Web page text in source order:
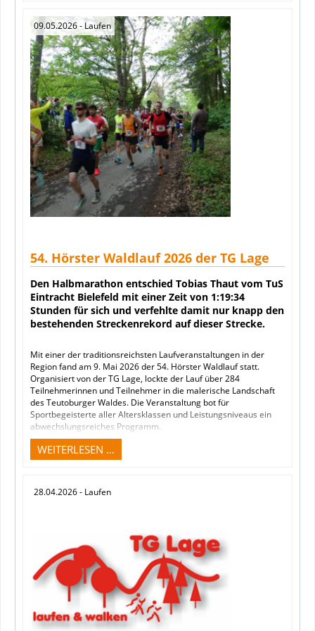
Event dieser Qualität nicht realisierbar.
Der 41. Lipperlandtriathlon hat einmal mehr bewiesen, dass er
ein absolutes Pflichtevent im regionalen Sportkalender ist. Die
Mischung aus Spitzenleistungen, erfolgreicher
Nachwuchsförderung und Anfänger-Begeisterung macht schon
jetzt Vorfreude auf die 42. Auflage, die voraussichtlich am
20.06.2027 stattfinden wird!
Die Ergebnisse könnt ihr auf unserer Webseite
lipperlandtriathlon.tglage.definden.
Ergebnisse
09.05.2026- Laufen
54. Hörster Waldlauf 2026 der TG Lage
Den Halbmarathon entschied Tobias Thaut vom TuS
Eintracht Bielefeld mit einer Zeit von 1:19:34
Stunden für sich und verfehlte damit nur knapp den
bestehenden Streckenrekord auf dieser Strecke.
Mit einer der traditionsreichsten Laufveranstaltungen in der
Region fand am 9. Mai 2026 der 54. Hörster Waldlauf statt.
Organisiert von der TG Lage, lockte der Lauf über 284
Teilnehmerinnen und Teilnehmer in die malerische Landschaft
des Teutoburger Waldes. Die Veranstaltung bot für
Sportbegeisterte aller Altersklassen und Leistungsniveaus ein
abwechslungsreiches Programm.
Angeboten waren verschiedenen Distanzen: 1,2 km (für 8-15-
jährige), 5,7 km, 10 km und der Halbmarathon über 21,1 km. Alle
Hermannswegs.
Meter, der bei den Kindern und ihren Begleitungen für eine
große Begeisterung sorgte.
Den Halbmarathon entschied Tobias Thaut vom TuS Eintracht
Bielefeld mit einer Zeit von 1:19:34 Stunden für sich und
verfehlte damit nur knapp den bestehenden Streckenrekord auf
dieser Strecke. Bei den Frauen siegte Vivian Holzhauer vom TuS
Kachtenhausen mit 1:43:10 Stunden.
WEITERLESEN …
28.04.2026- Laufen